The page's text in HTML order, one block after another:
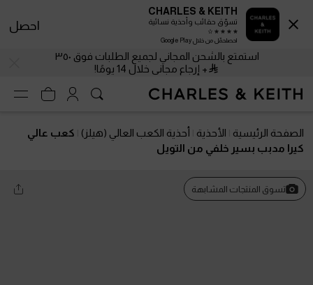
استمتع بالشحن المجاني لجميع الطلبات فوق ٣٥٠
+ إرجاع مجاني خلال 14 يومًا!
الصفحة الرئيسية الأحذية أحذية الكعب العالي (هيلز)
كعب عالي
كيرا مدبب بسير خلفي من التويل
تسوق المنتجات المشابهة
CHARLES & KEITH
تسوّق حقائب وأحذية نسائية
احصلحمّل من خلال Google Play
احصل